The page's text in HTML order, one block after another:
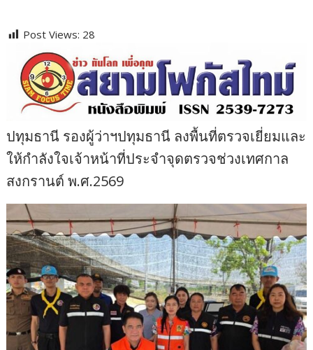
Post Views: 28
ปทุมธานี รองผู้ว่าฯปทุมธานี ลงพื้นที่ตรวจเยี่ยมและ
ให้กำลังใจเจ้าหน้าที่ประจำจุดตรวจช่วงเทศกาล
สงกรานต์ พ.ศ.2569